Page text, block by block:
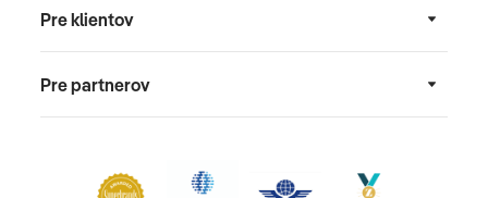
Pre klientov
Pre partnerov